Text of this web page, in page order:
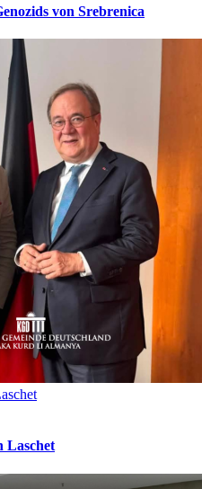
von Srebrenica
Laschet